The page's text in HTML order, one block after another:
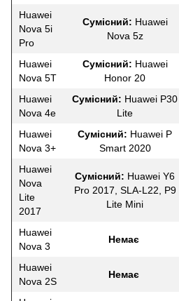
Huawei
Nova 5i
Pro
Сумісний: Huawei
Nova 5z
Huawei
Nova 5T
Сумісний: Huawei
Honor 20
Huawei
Nova 4e
Сумісний: Huawei P30
Lite
Huawei
Nova 3+
Сумісний: Huawei P
Smart 2020
Huawei
Nova
Lite
2017
Сумісний: Huawei Y6
Pro 2017, SLA-L22, P9
Lite Mini
Huawei
Nova 3
Немає
Huawei
Nova 2S
Немає